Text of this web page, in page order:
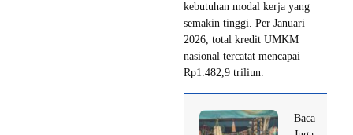
kebutuhan modal kerja yang
semakin tinggi. Per Januari
2026, total kredit UMKM
nasional tercatat mencapai
Rp1.482,9 triliun.
Baca